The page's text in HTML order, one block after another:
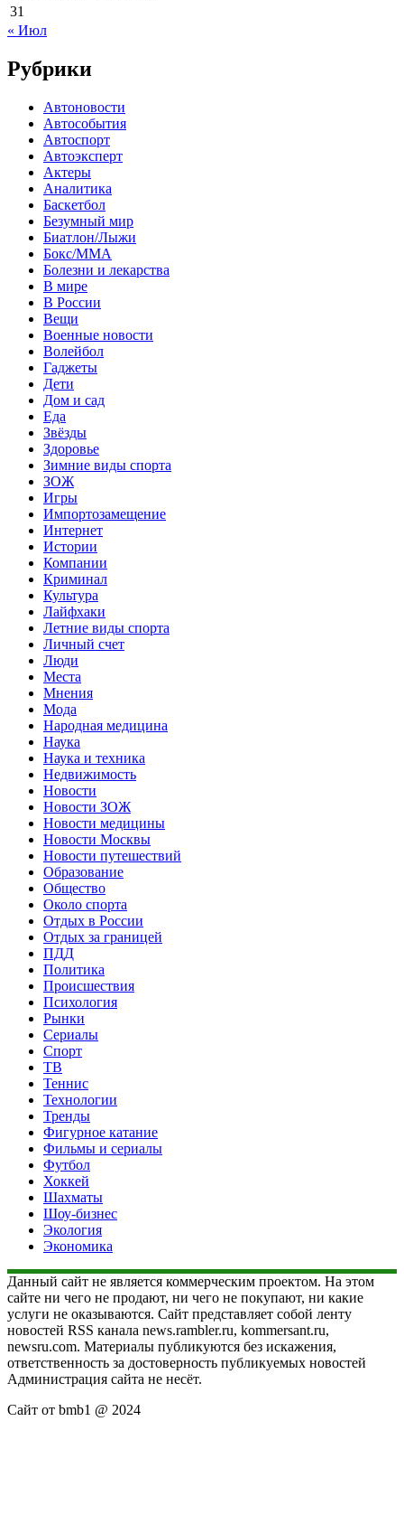
31
« Июл
Рубрики
Автоновости
Автособытия
Автоспорт
Автоэксперт
Актеры
Аналитика
Баскетбол
Безумный мир
Биатлон/Лыжи
Бокс/MMA
Болезни и лекарства
В мире
В России
Вещи
Военные новости
Волейбол
Гаджеты
Дети
Дом и сад
Еда
Звёзды
Здоровье
Зимние виды спорта
ЗОЖ
Игры
Импортозамещение
Интернет
Истории
Компании
Криминал
Культура
Лайфхаки
Летние виды спорта
Личный счет
Люди
Места
Мнения
Мода
Народная медицина
Наука
Наука и техника
Недвижимость
Новости
Новости ЗОЖ
Новости медицины
Новости Москвы
Новости путешествий
Образование
Общество
Около спорта
Отдых в России
Отдых за границей
ПДД
Политика
Происшествия
Психология
Рынки
Сериалы
Спорт
ТВ
Теннис
Технологии
Тренды
Фигурное катание
Фильмы и сериалы
Футбол
Хоккей
Шахматы
Шоу-бизнес
Экология
Экономика
Данный сайт не является коммерческим проектом. На этом
сайте ни чего не продают, ни чего не покупают, ни какие
услуги не оказываются. Сайт представляет собой ленту
новостей RSS канала news.rambler.ru, kommersant.ru,
newsru.com. Материалы публикуются без искажения,
ответственность за достоверность публикуемых новостей
Администрация сайта не несёт.
Сайт от bmb1 @ 2024